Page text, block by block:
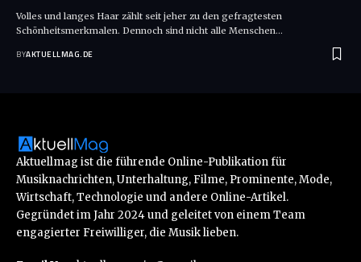
Volles und langes Haar zählt seit jeher zu den gefragtesten
Schönheitsmerkmalen. Dennoch sind nicht alle Menschen…
BYAKTUELLMAG.DE
Aktuellmag ist die führende Online-Publikation für
Musiknachrichten, Unterhaltung, Filme, Prominente, Mode,
Wirtschaft, Technologie und andere Online-Artikel.
Gegründet im Jahr 2024 und geleitet von einem Team
engagierter Freiwilliger, die Musik lieben.